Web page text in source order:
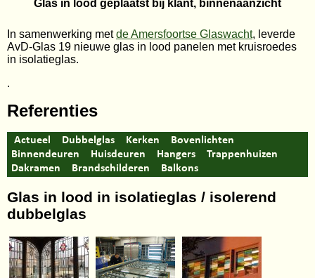
Glas in lood geplaatst bij klant, binnenaanzicht
In samenwerking metde Amersfoortse Glaswacht, leverde
AvD-Glas 19 nieuwe glas in lood panelen met kruisroedes
in isolatieglas.
.
Referenties
Actueel Dubbelglas Kerken
Bovenlichten
Binnendeuren
Huisdeuren Hangers
Trappenhuizen
Dakramen
Brandschilderen Balkons
Glas in lood in isolatieglas / isolerend
dubbelglas